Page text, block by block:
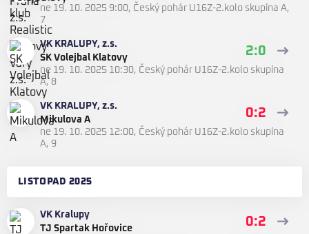
ne 19. 10. 2025 9:00, Český pohár U16Z-2.kolo skupina A,
7
VK KRALUPY, z.s.
SK Volejbal Klatovy
2:0
ne 19. 10. 2025 10:30, Český pohár U16Z-2.kolo skupina
A, 8
VK KRALUPY, z.s.
Mikulova A
0:2
ne 19. 10. 2025 12:00, Český pohár U16Z-2.kolo skupina
A, 9
LISTOPAD 2025
VK Kralupy
TJ Spartak Hořovice
0:2